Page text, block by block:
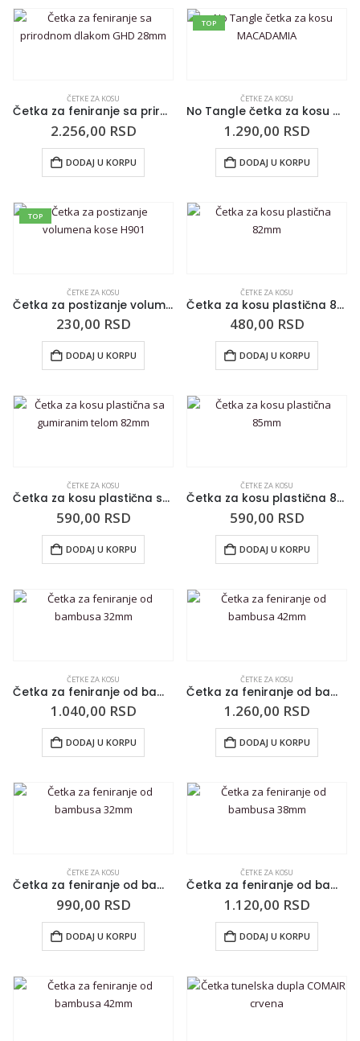
ČETKE ZA KOSU
Četka za feniranje sa prirodnom dlakom GHD 28mm
2.256,00 RSD
DODAJ U KORPU
TOP
ČETKE ZA KOSU
No Tangle četka za kosu MACADAMIA
1.290,00 RSD
DODAJ U KORPU
TOP
ČETKE ZA KOSU
Četka za postizanje volumena kose H901
230,00 RSD
DODAJ U KORPU
ČETKE ZA KOSU
Četka za kosu plastična 82mm
480,00 RSD
DODAJ U KORPU
ČETKE ZA KOSU
Četka za kosu plastična sa gumiranim telom 82mm
590,00 RSD
DODAJ U KORPU
ČETKE ZA KOSU
Četka za kosu plastična 85mm
590,00 RSD
DODAJ U KORPU
ČETKE ZA KOSU
Četka za feniranje od bambusa 32mm
1.040,00 RSD
DODAJ U KORPU
ČETKE ZA KOSU
Četka za feniranje od bambusa 42mm
1.260,00 RSD
DODAJ U KORPU
ČETKE ZA KOSU
Četka za feniranje od bambusa 32mm
990,00 RSD
DODAJ U KORPU
ČETKE ZA KOSU
Četka za feniranje od bambusa 38mm
1.120,00 RSD
DODAJ U KORPU